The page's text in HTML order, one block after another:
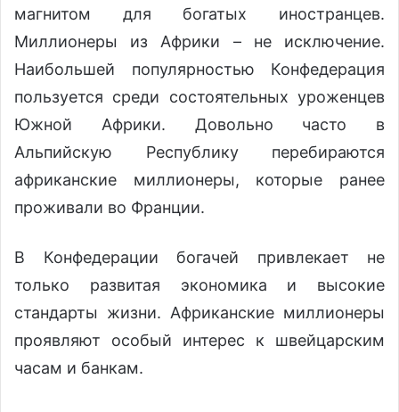
магнитом для богатых иностранцев.
Миллионеры из Африки – не исключение.
Наибольшей популярностью Конфедерация
пользуется среди состоятельных уроженцев
Южной Африки. Довольно часто в
Альпийскую Республику перебираются
африканские миллионеры, которые ранее
проживали во Франции.
В Конфедерации богачей привлекает не
только развитая экономика и высокие
стандарты жизни. Африканские миллионеры
проявляют особый интерес к швейцарским
часам и банкам.